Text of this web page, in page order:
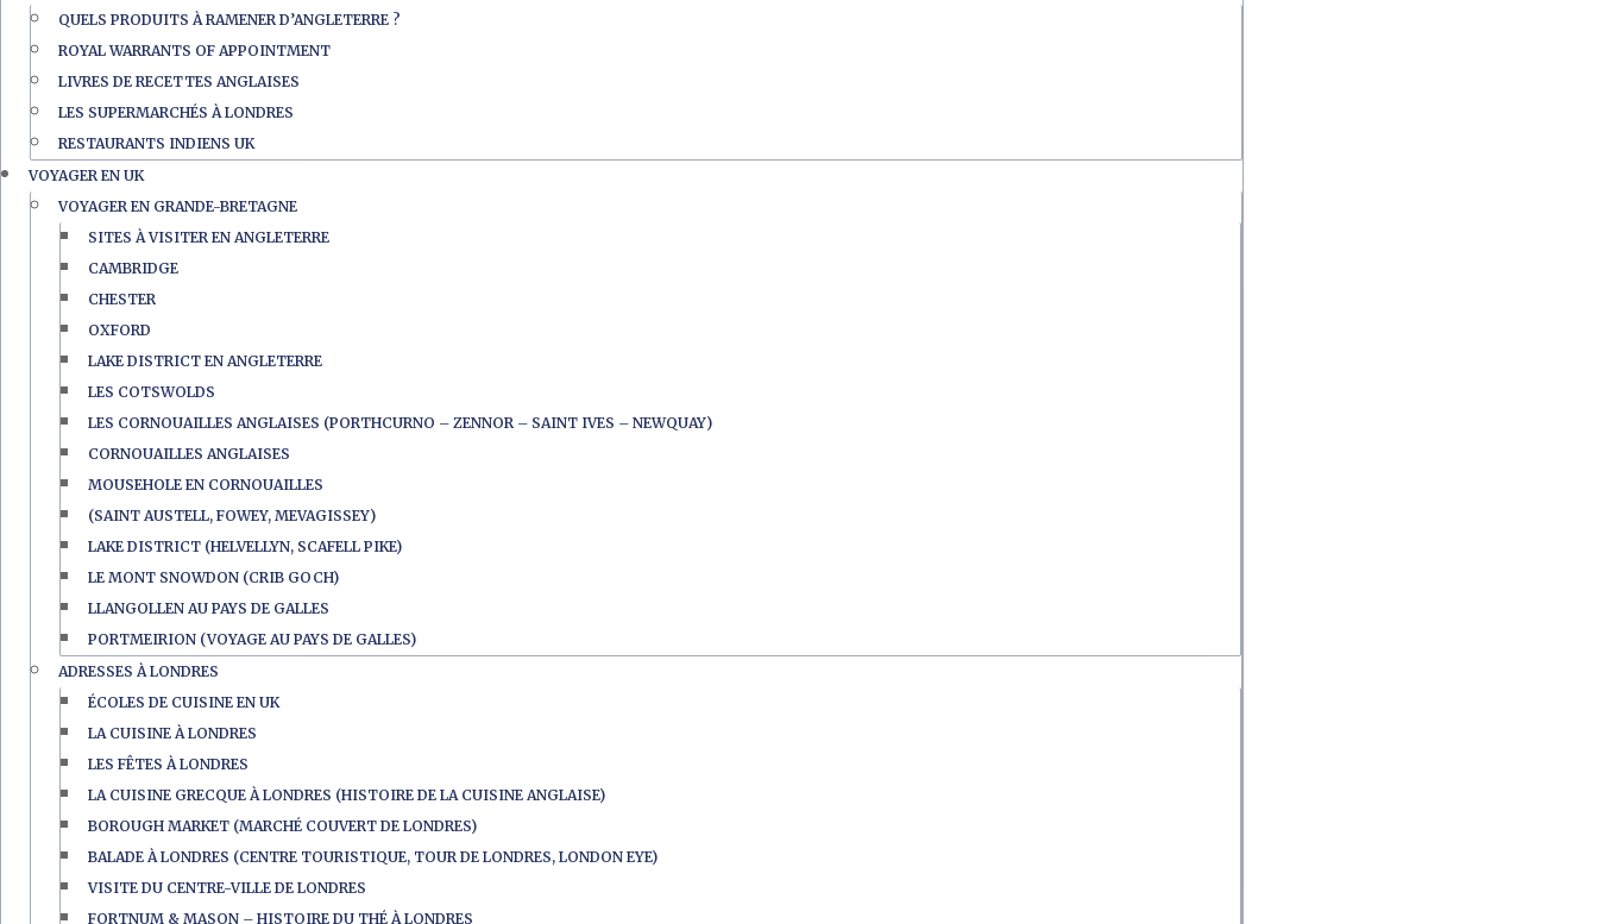
QUELS PRODUITS À RAMENER D’ANGLETERRE ?
ROYAL WARRANTS OF APPOINTMENT
LIVRES DE RECETTES ANGLAISES
LES SUPERMARCHÉS À LONDRES
RESTAURANTS INDIENS UK
VOYAGER EN UK
VOYAGER EN GRANDE-BRETAGNE
SITES À VISITER EN ANGLETERRE
CAMBRIDGE
CHESTER
OXFORD
LAKE DISTRICT EN ANGLETERRE
LES COTSWOLDS
LES CORNOUAILLES ANGLAISES (PORTHCURNO – ZENNOR – SAINT IVES – NEWQUAY)
CORNOUAILLES ANGLAISES
MOUSEHOLE EN CORNOUAILLES
(SAINT AUSTELL, FOWEY, MEVAGISSEY)
LAKE DISTRICT (HELVELLYN, SCAFELL PIKE)
LE MONT SNOWDON (CRIB GOCH)
LLANGOLLEN AU PAYS DE GALLES
PORTMEIRION (VOYAGE AU PAYS DE GALLES)
ADRESSES À LONDRES
ÉCOLES DE CUISINE EN UK
LA CUISINE À LONDRES
LES FÊTES À LONDRES
LA CUISINE GRECQUE À LONDRES (HISTOIRE DE LA CUISINE ANGLAISE)
BOROUGH MARKET (MARCHÉ COUVERT DE LONDRES)
BALADE À LONDRES (CENTRE TOURISTIQUE, TOUR DE LONDRES, LONDON EYE)
VISITE DU CENTRE-VILLE DE LONDRES
FORTNUM & MASON – HISTOIRE DU THÉ À LONDRES